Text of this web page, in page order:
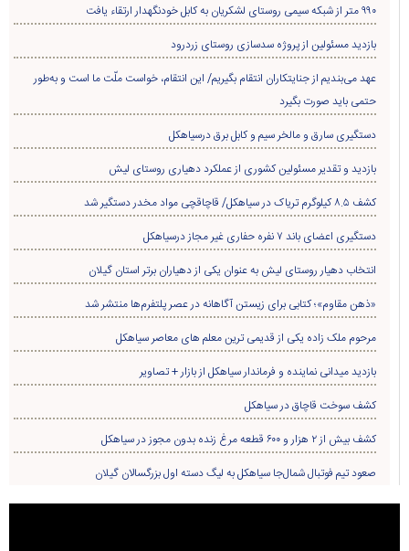
۹۹۰ متر از شبکه سیمی روستای لشکریان به کابل خودنگهدار ارتقاء یافت
بازدید مسئولین از پروژه سدسازی روستای زردرود
عهد می‌بندیم از جنایتکاران انتقام بگیریم/ این انتقام، خواست ملّت ما است و به‌طور
حتمی باید صورت بگیرد
دستگیری سارق و مالخر سیم و کابل برق درسیاهکل
بازدید و تقدیر مسئولین کشوری از عملکرد دهیاری روستای لیش
کشف ۸.۵ کیلوگرم تریاک در سیاهکل/ قاچاقچی مواد مخدر دستگیر شد
دستگیری اعضای باند ۷ نفره حفاری غير مجاز درسیاهکل
انتخاب دهیار روستای لیش به عنوان یکی از دهیاران برتر استان گیلان
«ذهن مقاوم»؛ کتابی برای زیستن آگاهانه در عصر پلتفرم‌ها منتشر شد
مرحوم ملک زاده یکی از قدیمی ترین معلم های معاصر سیاهکل
بازدید میدانی نماینده و فرماندار سیاهکل از بازار + تصاویر
کشف سوخت قاچاق در سياهکل
کشف بیش از ۲ هزار و ۶۰۰ قطعه مرغ زنده بدون مجوز در سیاهکل
صعود تیم فوتبال شمال‌جا‌ سیاهکل به لیگ دسته اول بزرگسالان گیلان